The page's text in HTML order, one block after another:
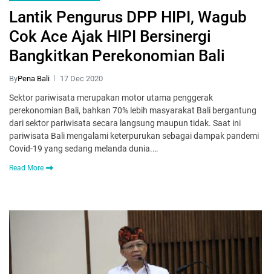
Lantik Pengurus DPP HIPI, Wagub
Cok Ace Ajak HIPI Bersinergi
Bangkitkan Perekonomian Bali
ByPena Bali 17 Dec 2020
Sektor pariwisata merupakan motor utama penggerak
perekonomian Bali, bahkan 70% lebih masyarakat Bali bergantung
dari sektor pariwisata secara langsung maupun tidak. Saat ini
pariwisata Bali mengalami keterpurukan sebagai dampak pandemi
Covid-19 yang sedang melanda dunia.…
Read More